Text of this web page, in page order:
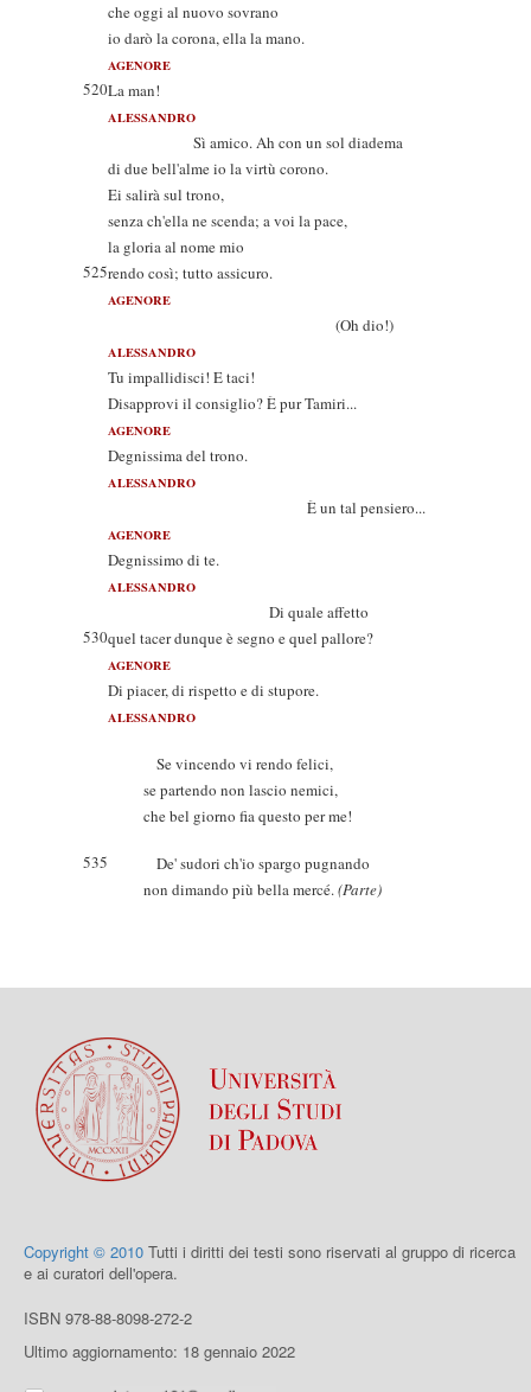
che oggi al nuovo sovrano
io darò la corona, ella la mano.
AGENORE
520La man!
ALESSANDRO
Sì amico. Ah con un sol diadema
di due bell'alme io la virtù corono.
Ei salirà sul trono,
senza ch'ella ne scenda; a voi la pace,
la gloria al nome mio
525rendo così; tutto assicuro.
AGENORE
(Oh dio!)
ALESSANDRO
Tu impallidisci! E taci!
Disapprovi il consiglio? È pur Tamiri...
AGENORE
Degnissima del trono.
ALESSANDRO
È un tal pensiero...
AGENORE
Degnissimo di te.
ALESSANDRO
Di quale affetto
530quel tacer dunque è segno e quel pallore?
AGENORE
Di piacer, di rispetto e di stupore.
ALESSANDRO
Se vincendo vi rendo felici,
se partendo non lascio nemici,
che bel giorno fia questo per me!
535
De' sudori ch'io spargo pugnando
non dimando più bella mercé.(Parte)
Copyright © 2010 Tutti i diritti dei testi sono riservati al gruppo di ricerca
e ai curatori dell'opera.
ISBN 978-88-8098-272-2
Ultimo aggiornamento: 18 gennaio 2022